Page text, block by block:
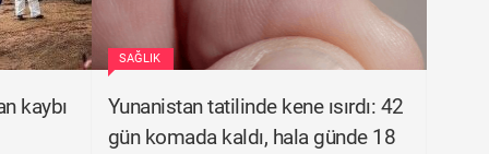
kaybı
SAĞLIK
Yunanistan tatilinde kene ısırdı: 42
gün komada kaldı, hala günde 18